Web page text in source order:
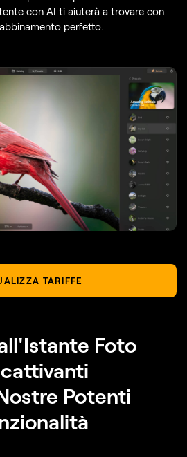
con AI ti aiuterà a trovare con
perfetto.
TARIFFE
Foto
Potenti